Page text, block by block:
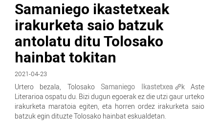
Samaniego ikastetxeak
irakurketa saio batzuk
antolatu ditu Tolosako
hainbat tokitan
2021-04-23
Urtero bezala, TolosakoSamaniego Ikastetxea
k Aste
Literarioa ospatu du. Bizi dugun egoerak ez die utzi gaur urteko
irakurketa maratoia egiten, eta horren ordez irakurketa saio
batzuk egin dituzte Tolosako hainbat eskualdetan.